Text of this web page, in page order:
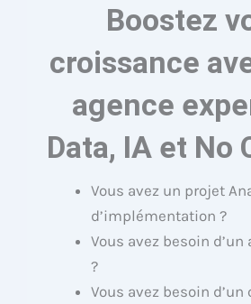
Boostez
croissance
agence
Data, IA et No
Vous avez un projet
d’implémentation ?
Vous avez besoin
?
Vous avez besoin